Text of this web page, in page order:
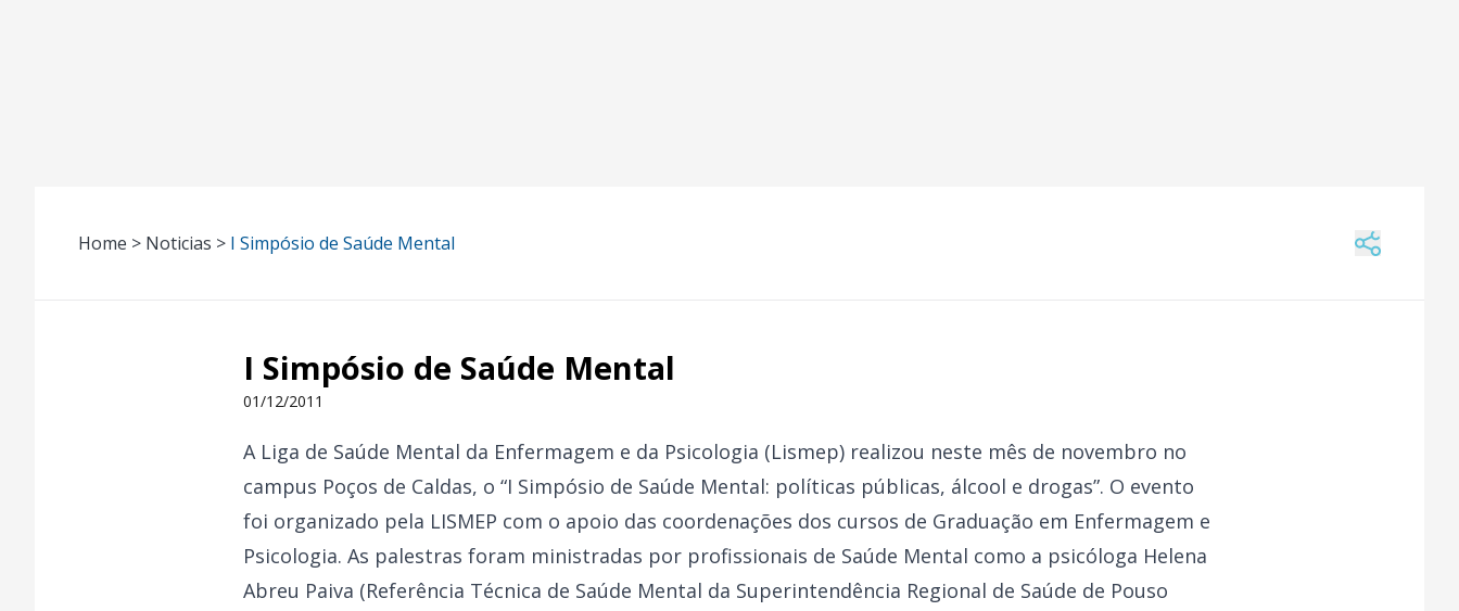
Home > Noticias > I Simpósio de Saúde Mental
I Simpósio de Saúde Mental
01/12/2011
A Liga de Saúde Mental da Enfermagem e da Psicologia (Lismep) realizou neste mês de novembro no
campus Poços de Caldas, o “I Simpósio de Saúde Mental: políticas públicas, álcool e drogas”. O evento
foi organizado pela LISMEP com o apoio das coordenações dos cursos de Graduação em Enfermagem e
Psicologia. As palestras foram ministradas por profissionais de Saúde Mental como a psicóloga Helena
Abreu Paiva (Referência Técnica de Saúde Mental da Superintendência Regional de Saúde de Pouso